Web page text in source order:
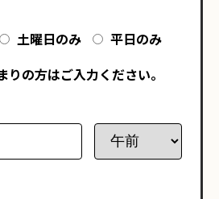
土曜日のみ
平日のみ
の方はご入力ください。